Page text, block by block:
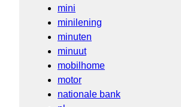
mini
minilening
minuten
minuut
mobilhome
motor
nationale bank